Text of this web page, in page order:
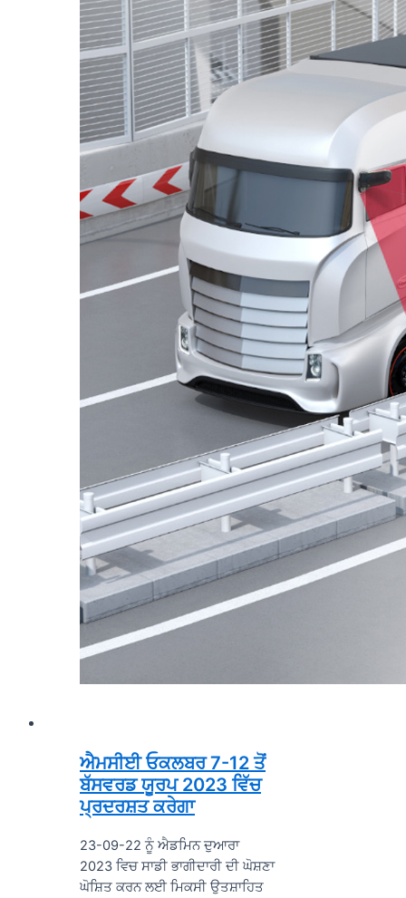
ਐਮਸੀਈ ਓਕਲਬਰ 7-12 ਤੋਂ
ਬੱਸਵਰਡ ਯੂਰਪ 2023 ਵਿੱਚ
ਪ੍ਰਦਰਸ਼ਤ ਕਰੇਗਾ
23-09-22 ਨੂੰ ਐਡਮਿਨ ਦੁਆਰਾ
2023 ਵਿਚ ਸਾਡੀ ਭਾਗੀਦਾਰੀ ਦੀ ਘੋਸ਼ਣਾ
ਘੋਸ਼ਿਤ ਕਰਨ ਲਈ ਮਿਕਸੀ ਉਤਸ਼ਾਹਿਤ